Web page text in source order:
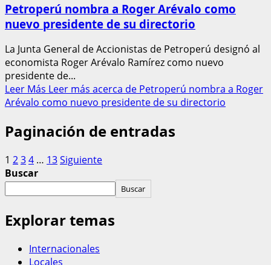
Petroperú nombra a Roger Arévalo como
nuevo presidente de su directorio
La Junta General de Accionistas de Petroperú designó al
economista Roger Arévalo Ramírez como nuevo
presidente de...
Leer Más Leer más acerca de Petroperú nombra a Roger
Arévalo como nuevo presidente de su directorio
Paginación de entradas
1 234 … 13Siguiente
Buscar
Buscar
Explorar temas
Internacionales
Locales